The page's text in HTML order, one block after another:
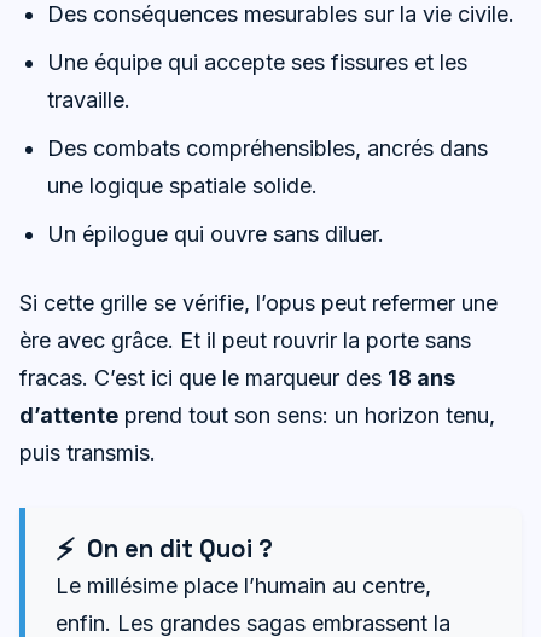
Des conséquences mesurables sur la vie civile.
Une équipe qui accepte ses fissures et les
travaille.
Des combats compréhensibles, ancrés dans
une logique spatiale solide.
Un épilogue qui ouvre sans diluer.
Si cette grille se vérifie, l’opus peut refermer une
ère avec grâce. Et il peut rouvrir la porte sans
fracas. C’est ici que le marqueur des 18 ans
d’attente prend tout son sens: un horizon tenu,
puis transmis.
On en dit Quoi ?
Le millésime place l’humain au centre,
enfin. Les grandes sagas embrassent la